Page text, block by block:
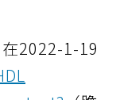
2022-1-19